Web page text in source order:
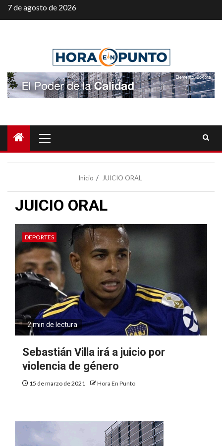
Saltar
al
7 de agosto de 2026
principal
Inicio JUICIO ORAL
JUICIO ORAL
DEPORTES
2 min de lectura
Sebastián Villa irá a juicio por
violencia de género
15 de marzo de 2021 Hora En Punto